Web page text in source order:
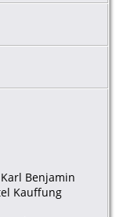
Benjamin
Kauffung